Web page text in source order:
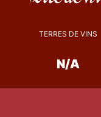
TERRES DE VINS
N/A